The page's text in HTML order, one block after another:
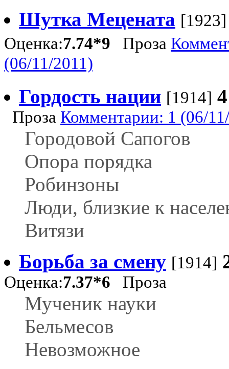
Шутка Mецената [1923]
Оценка:7.74*9 Проза
(06/11/2011)
Гордость нации [1914]
Проза Комментарии: 1 (06/
Городовой Сапогов
Опора порядка
Робинзоны
Люди, близкие к
Витязи
Борьба за смену [1914]
Оценка:7.37*6 Проза
Мученик науки
Бельмесов
Невозможное